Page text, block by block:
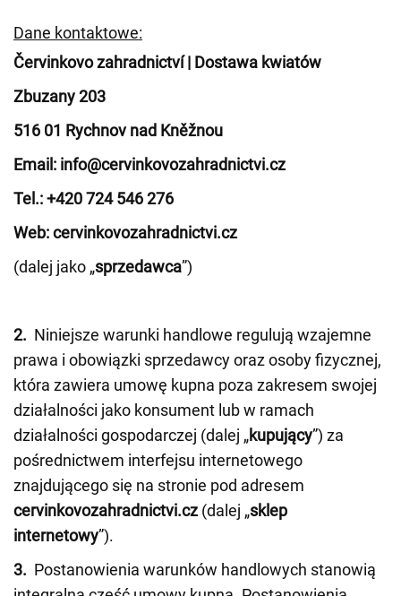
Dane kontaktowe:
Červinkovo zahradnictví | Dostawa kwiatów
Zbuzany 203
516 01 Rychnov nad Kněžnou
Email: info@cervinkovozahradnictvi.cz
Tel.: +420 724 546 276
Web: cervinkovozahradnictvi.cz
(dalej jako „sprzedawca”)
2. Niniejsze warunki handlowe regulują wzajemne
prawa i obowiązki sprzedawcy oraz osoby fizycznej,
która zawiera umowę kupna poza zakresem swojej
działalności jako konsument lub w ramach
działalności gospodarczej (dalej „kupujący”) za
pośrednictwem interfejsu internetowego
znajdującego się na stronie pod adresem
cervinkovozahradnictvi.cz (dalej „sklep
internetowy”).
3. Postanowienia warunków handlowych stanowią